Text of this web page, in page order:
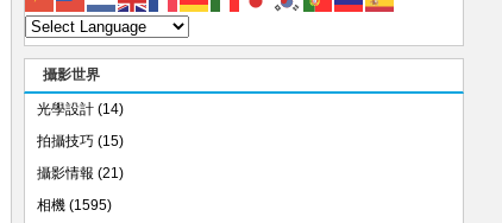
攝影世界
光學設計 (14)
拍攝技巧 (15)
攝影情報 (21)
相機 (1595)